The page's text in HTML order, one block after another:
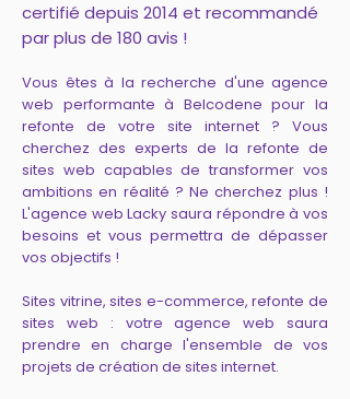
certifié depuis 2014 et recommandé
par plus de 180 avis !
Vous êtes à la recherche d'une agence
web performante à Belcodene pour la
refonte de votre site internet ? Vous
cherchez des experts de la refonte de
sites web capables de transformer vos
ambitions en réalité ? Ne cherchez plus !
L'agence web Lacky saura répondre à vos
besoins et vous permettra de dépasser
vos objectifs !
Sites vitrine, sites e-commerce, refonte de
sites web : votre agence web saura
prendre en charge l'ensemble de vos
projets de création de sites internet.